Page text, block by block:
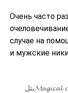
Очень часто
случае на
и мужские
يتل𝓜𝓪𝓰𝓲𝓬𝓪𝓵 𝓬𝓪𝓽يتلقّى – достойный ник для такого